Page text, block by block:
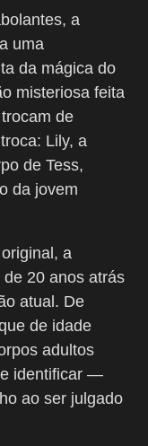
a
uma
da mágica do
misteriosa feita
de
Lily, a
de Tess,
da jovem
a
20 anos atrás
atual. De
de idade
adultos
identificar —
ao ser julgado